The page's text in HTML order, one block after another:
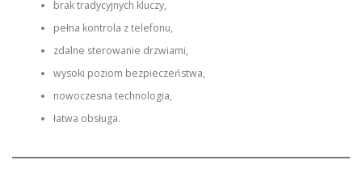
brak tradycyjnych kluczy,
pełna kontrola z telefonu,
zdalne sterowanie drzwiami,
wysoki poziom bezpieczeństwa,
nowoczesna technologia,
łatwa obsługa.